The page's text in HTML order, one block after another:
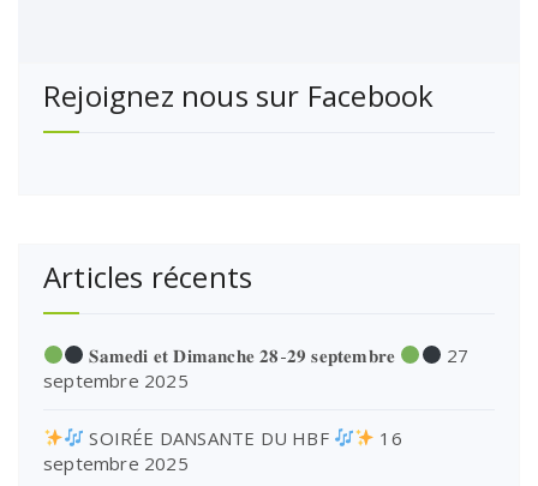
Rejoignez nous sur Facebook
Articles récents
𝐒𝐚𝐦𝐞𝐝𝐢 𝐞𝐭 𝐃𝐢𝐦𝐚𝐧𝐜𝐡𝐞 𝟐𝟖-𝟐𝟗 𝐬𝐞𝐩𝐭𝐞𝐦𝐛𝐫𝐞
27
septembre 2025
SOIRÉE DANSANTE DU HBF
16
septembre 2025